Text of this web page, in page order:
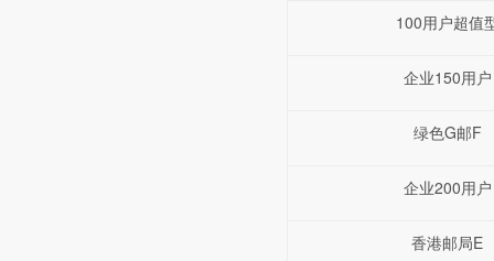
100用户超值
企业150用户
绿色G邮F
企业200用户
香港邮局E